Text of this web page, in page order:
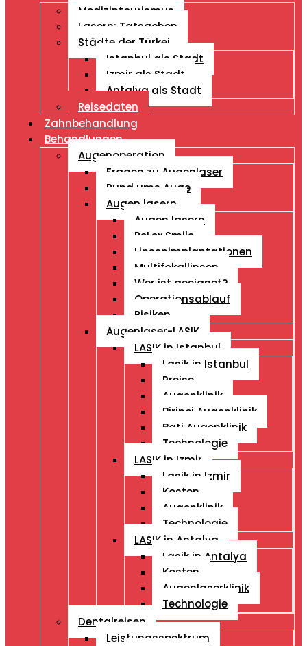
Medizintourismus
Lasern: Tatsachen
Städte der Türkei
Istanbul als Stadt
Izmir als Stadt
Antalya als Stadt
Reisedaten
Zahnbehandlung
Behandlungen
Augenoperation
Fragen zu Augenlaser
Rund ums Auge
Augen lasern
Augen lasern
ReLex Smile
Linsenimplantationen
Multifokallinsen
Wer ist geeignet?
Operationsablauf
Risiken
Augenlaser-LASIK
LASIK in Istanbul
Lasik in Istanbul
Preise
Augenklinik
Birinci Augenklinik
Bati Augenklinik
Technologie
LASIK in Izmir
Lasik in Izmir
Kosten
Augenklinik
Technologie
LASIK in Antalya
Lasik in Antalya
Kosten
Augenlaserklinik
Technologie
Dentalreisen
Leistungsspektrum